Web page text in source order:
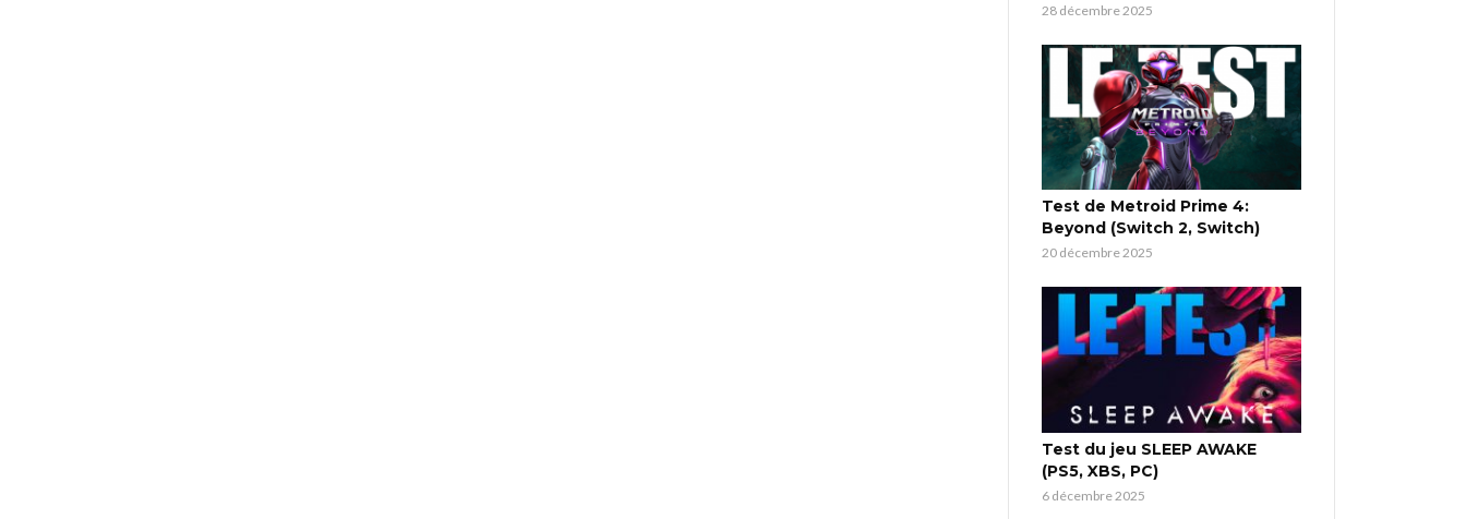
28 décembre 2025
Test de Metroid Prime 4:
Beyond (Switch 2, Switch)
20 décembre 2025
Test du jeu SLEEP AWAKE
(PS5, XBS, PC)
6 décembre 2025